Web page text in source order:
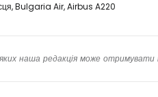
Bulgaria Air, Airbus A220
наша редакція може отримувати